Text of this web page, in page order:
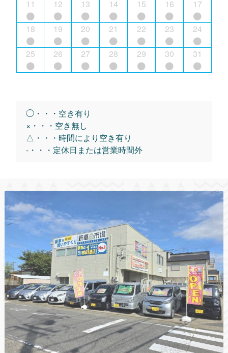
11 12 13 14 15 16 17
18 19 20 21 22 23 24
25 26 27 28 29 30 31
◯・・・空き有り
×・・・空き無し
△・・・時間により空き有り
-・・・定休日または営業時間外